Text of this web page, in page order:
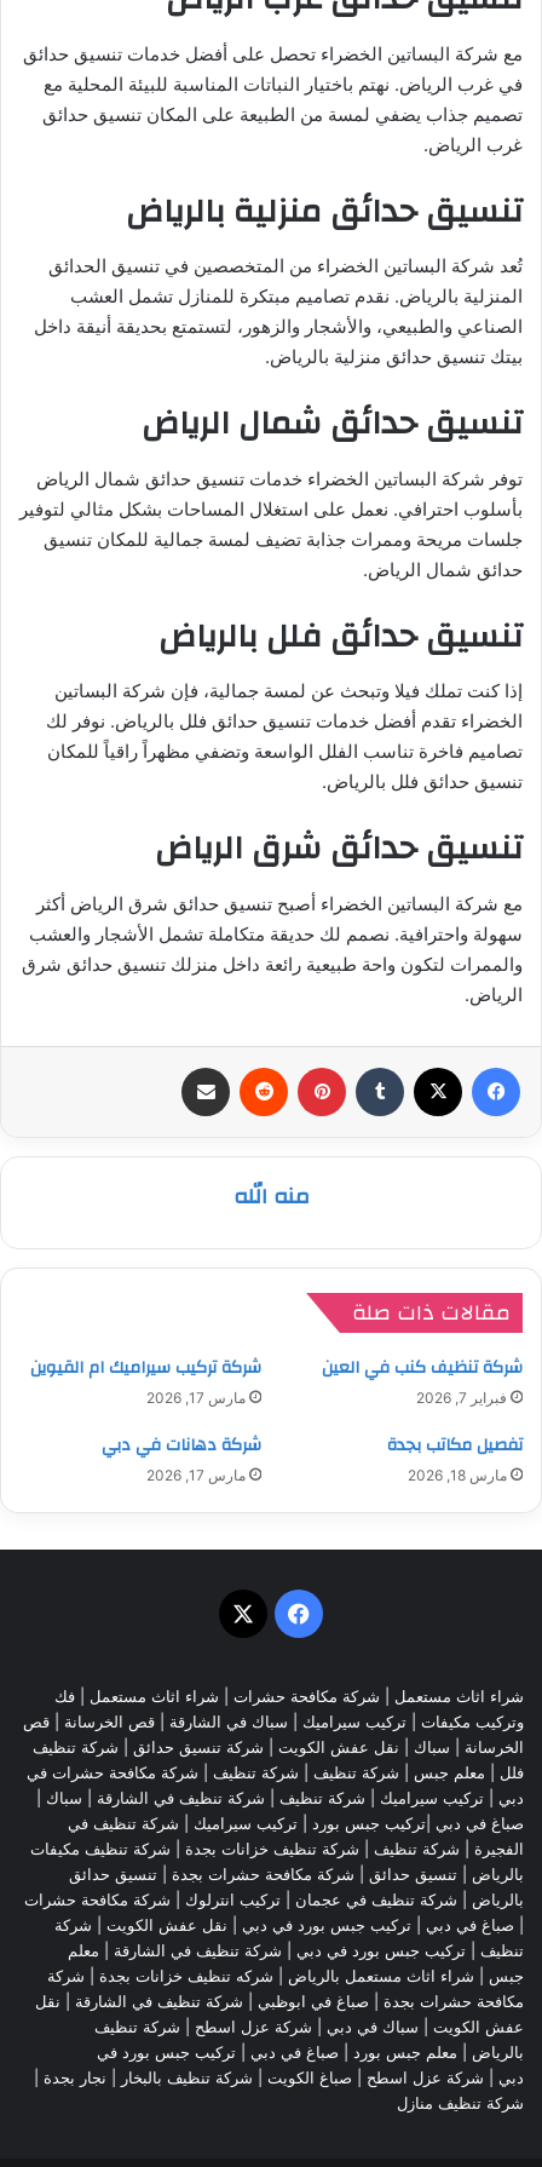
مع شركة البساتين الخضراء تحصل على أفضل خدمات تنسيق حدائق
في غرب الرياض. نهتم باختيار النباتات المناسبة للبيئة المحلية مع
تصميم جذاب يضفي لمسة من الطبيعة على المكان تنسيق حدائق
غرب الرياض.
تنسيق حدائق منزلية بالرياض
تُعد شركة البساتين الخضراء من المتخصصين في تنسيق الحدائق
المنزلية بالرياض. نقدم تصاميم مبتكرة للمنازل تشمل العشب
الصناعي والطبيعي، والأشجار والزهور، لتستمتع بحديقة أنيقة داخل
بيتك تنسيق حدائق منزلية بالرياض.
تنسيق حدائق شمال الرياض
توفر شركة البساتين الخضراء خدمات تنسيق حدائق شمال الرياض
بأسلوب احترافي. نعمل على استغلال المساحات بشكل مثالي لتوفير
جلسات مريحة وممرات جذابة تضيف لمسة جمالية للمكان تنسيق
حدائق شمال الرياض.
تنسيق حدائق فلل بالرياض
إذا كنت تملك فيلا وتبحث عن لمسة جمالية، فإن شركة البساتين
الخضراء تقدم أفضل خدمات تنسيق حدائق فلل بالرياض. نوفر لك
تصاميم فاخرة تناسب الفلل الواسعة وتضفي مظهراً راقياً للمكان
تنسيق حدائق فلل بالرياض.
تنسيق حدائق شرق الرياض
مع شركة البساتين الخضراء أصبح تنسيق حدائق شرق الرياض أكثر
سهولة واحترافية. نصمم لك حديقة متكاملة تشمل الأشجار والعشب
والممرات لتكون واحة طبيعية رائعة داخل منزلك تنسيق حدائق شرق
الرياض.
فيسبوك بينتيريست
منه الله
مقالات ذات صلة
شركة تنظيف كنب في العين
فبراير 7, 2026
شركة تركيب سيراميك ام القيوين
مارس 17, 2026
تفصيل مكاتب بجدة
مارس 18, 2026
شركة دهانات في دبي
مارس 17, 2026
فيسبوك
‫X
شراء اثاث مستعمل شركة مكافحة حشرات شراء اثاث مستعمل
فك
وتركيب مكيفات | تركيب سيراميك | سباك في الشارقة قص الخرسانة | قص
الخرسانة | سباك نقل عفش الكويت شركة تنسيق حدائق
شركة تنظيف
فلل
معلم جبس شركة تنظيف شركة تنظيف
شركة مكافحة حشرات في
دبي
تركيب سيراميك شركة تنظيف شركة تنظيف في الشارقة | سباك |
صباغ في دبي |تركيب جبس بورد | تركيب سيراميك
شركة تنظيف في
الفجيرة
شركة تنظيف شركة تنظيف خزانات بجدة
شركة تنظيف مكيفات
بالرياض
تنسيق حدائق شركة مكافحة حشرات بجدة
تنسيق حدائق
بالرياض
شركة تنظيف في عجمان | تركيب انترلوك | شركة مكافحة حشرات
صباغ في دبي تركيب جبس بورد في دبي نقل عفش الكويت
شركة
تنظيف
تركيب جبس بورد في دبي شركة تنظيف في الشارقة
معلم
جبس
شراء اثاث مستعمل بالرياض شركه تنظيف خزانات بجدة
شركة
مكافحة حشرات بجدة
صباغ في ابوظبي شركة تنظيف في الشارقة
نقل
عفش الكويت | سباك في دبي | شركة عزل اسطح
شركة تنظيف
بالرياض
معلم جبس بورد صباغ في دبي
تركيب جبس بورد في
دبي
شركة عزل اسطح صباغ الكويت شركة تنظيف بالبخار نجار بجدة
شركة تنظيف منازل